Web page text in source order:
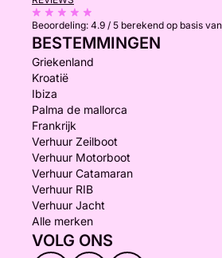
Beoordeling: 4.9 / 5 berekend op basis
BESTEMMINGEN
Griekenland
Kroatië
Ibiza
Palma de mallorca
Frankrijk
Verhuur Zeilboot
Verhuur Motorboot
Verhuur Catamaran
Verhuur RIB
Verhuur Jacht
Alle merken
VOLG ONS